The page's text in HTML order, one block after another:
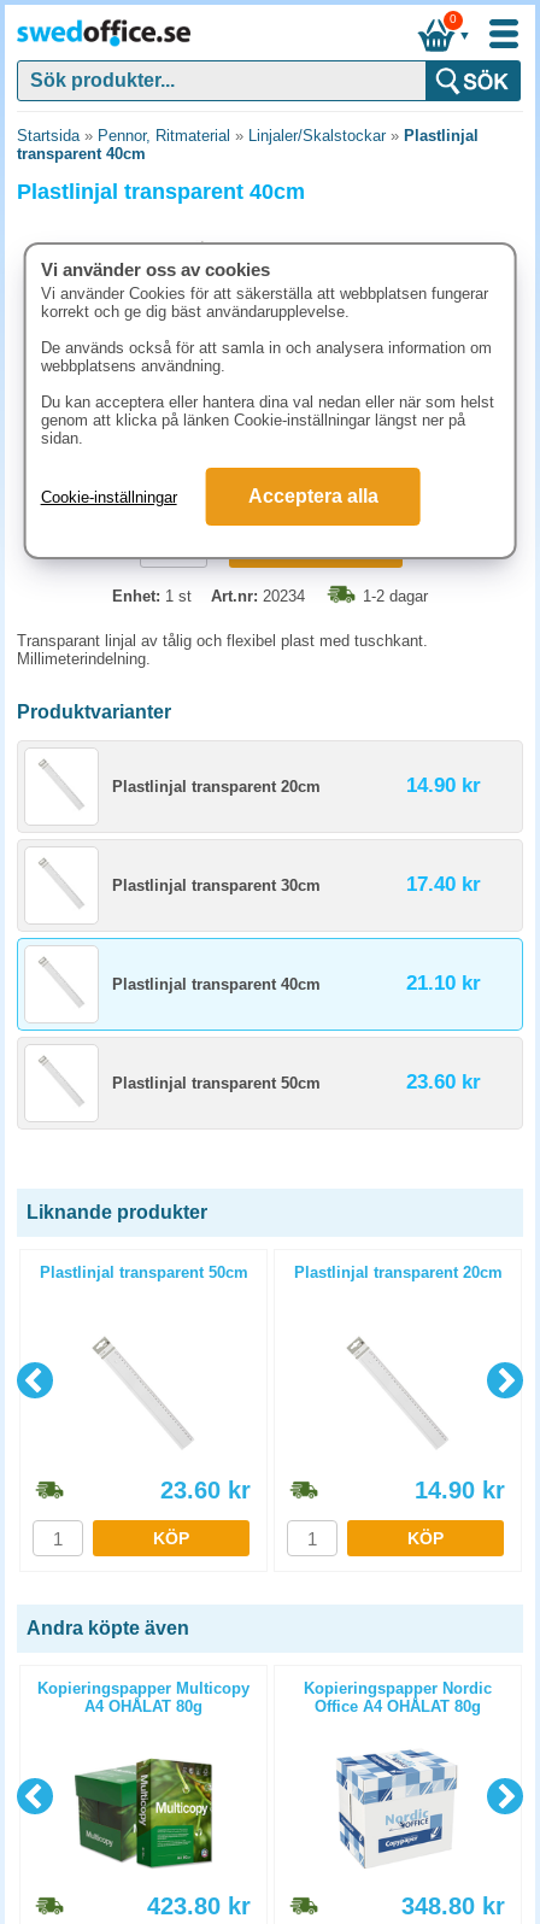
▼
0
Startsida» Pennor, Ritmaterial » Linjaler/Skalstockar» Plastlinjal
transparent 40cm
Plastlinjal transparent 40cm
21.10 kr (inkl. moms)
Enhet: 1 st Art.nr: 20234 1-2 dagar
Transparant linjal av tålig och flexibel plast med tuschkant.
Millimeterindelning.
Produktvarianter
Plastlinjal transparent 20cm 14.90 kr
Plastlinjal transparent 30cm 17.40 kr
Plastlinjal transparent 40cm 21.10 kr
Plastlinjal transparent 50cm 23.60 kr
Liknande produkter
Plastlinjal transparent 50cm
23.60 kr
KÖP
Plastlinjal transparent 20cm
14.90 kr
KÖP
Andra köpte även
Kopieringspapper Multicopy
A4 OHÅLAT 80g
423.80 kr
Kopieringspapper Nordic
Office A4 OHÅLAT 80g
348.80 kr
Vi använder oss av cookies
Vi använder Cookies för att säkerställa att webbplatsen fungerar
korrekt och ge dig bäst användarupplevelse.
De används också för att samla in och analysera information om
webbplatsens användning.
Du kan acceptera eller hantera dina val nedan eller när som helst
genom att klicka på länken Cookie-inställningar längst ner på
sidan.
Cookie-inställningar Acceptera alla